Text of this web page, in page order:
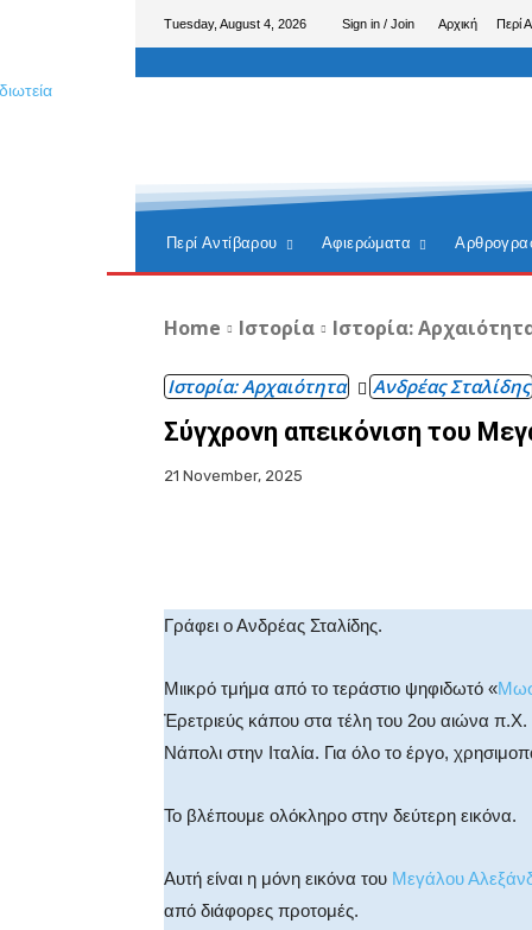
Tuesday, August 4, 2026 Sign in / Join Αρχική Περί
Περί Αντίβαρου Αφιερώματα
Home Ιστορία Ιστορία:
Ιστορία: Αρχαιότητα Ανδρέας Σταλίδης
Σύγχρονη απεικόνιση του
21 November, 2025
Γράφει ο Ανδρέας Σταλίδης.
Μιικρό τμήμα από το τεράστιο ψηφιδωτό «
Ἐρετριεύς κάπου στα τέλη του 2ου αιώνα π.Χ.
Νάπολι στην Ιταλία. Για όλο το έργο,
Το βλέπουμε ολόκληρο στην δεύτερη εικόνα.
Αυτή είναι η μόνη εικόνα του Μεγάλου
από διάφορες προτομές.